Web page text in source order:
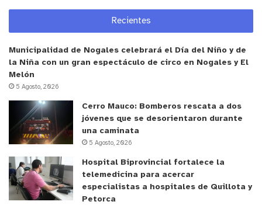
Recientes
Municipalidad de Nogales celebrará el Día del Niño y de
la Niña con un gran espectáculo de circo en Nogales y El
Melón
5 Agosto, 2026
Cerro Mauco: Bomberos rescata a dos
jóvenes que se desorientaron durante
una caminata
5 Agosto, 2026
Hospital Biprovincial fortalece la
telemedicina para acercar
especialistas a hospitales de Quillota y
Petorca